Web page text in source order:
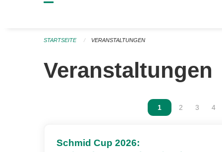
STARTSEITE VERANSTALTUNGEN
Veranstaltungen
Vous êtes sur la
1 Vous êtes
2 Vous
3 4
Schmid Cup 2026: